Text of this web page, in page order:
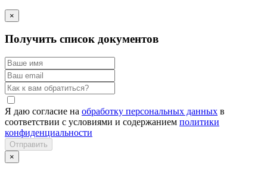
×
Получить список документов
Я даю согласие на обработку персональных данных в
соответствии с условиями и содержанием политики
конфиденциальности
Отправить
×